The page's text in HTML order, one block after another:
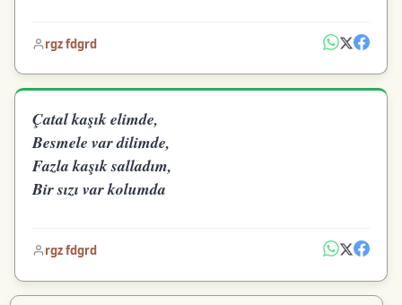
rgz fdgrd
Çatal kaşık elimde,
Besmele var dilimde,
Fazla kaşık salladım,
Bir sızı var kolumda
rgz fdgrd